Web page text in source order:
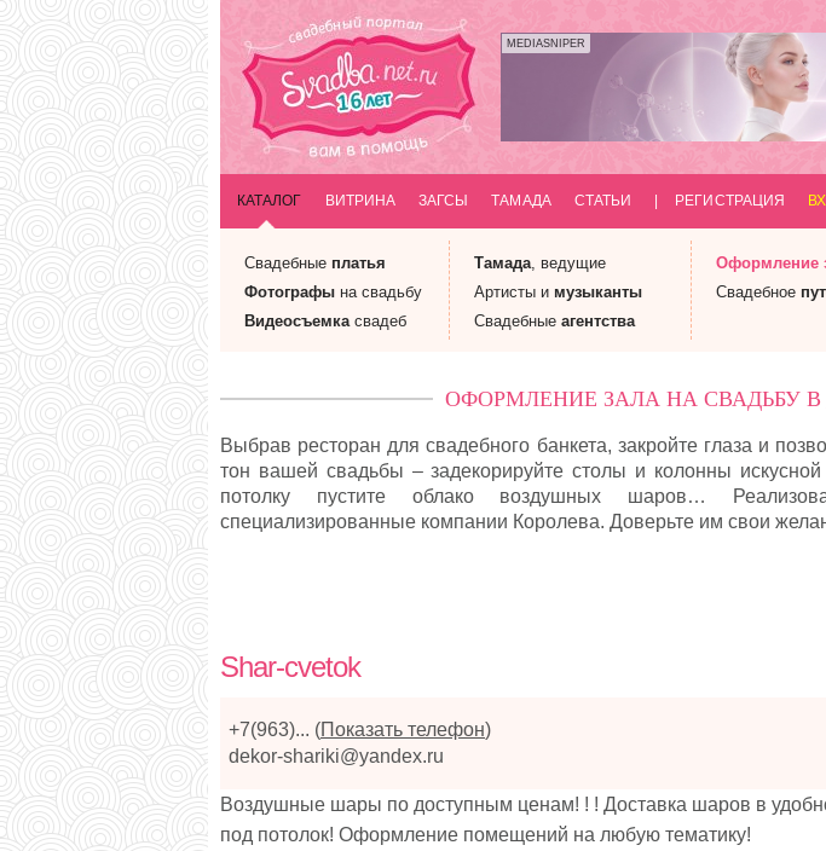
MEDIASNIPER
КАТАЛОГ ВИТРИНА ЗАГСЫ ТАМАДА СТАТЬИ РЕГИСТРАЦИЯ
Свадебные платья
Фотографы на свадьбу
Видеосъемкасвадеб
Тамада, ведущие
Артисты и музыканты
Свадебные агентства
Оформление
Свадебное
ОФОРМЛЕНИЕ ЗАЛА НА СВАДЬБУ В
Выбрав ресторан для свадебного банкета, закройте глаза и
тон вашей свадьбы – задекорируйте столы и колонны
потолку пустите облако воздушных шаров…
специализированные компании Королева. Доверьте им свои
Shar-cvetok
+7(963)... (Показать телефон)
dekor-shariki@yandex.ru
Воздушные шары по доступным ценам! ! ! Доставка шаров в
под потолок! Оформление помещений на любую тематику!